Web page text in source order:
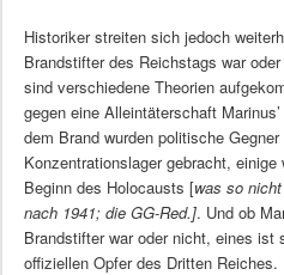
Historiker streiten sich jedoch
Brandstifter des Reichstags war
sind verschiedene Theorien
gegen eine Alleintäterschaft
dem Brand wurden politische
Konzentrationslager gebracht,
Beginn des Holocausts [was so
nach 1941; die GG-Red.]. Und ob
Brandstifter war oder nicht, eines ist
offiziellen Opfer des Dritten Reiches.